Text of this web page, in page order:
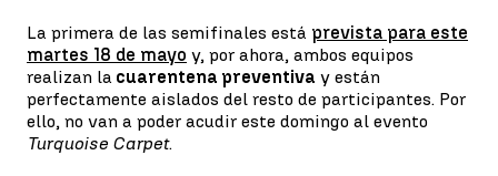
La primera de las semifinales está prevista para este
martes 18 de mayo y, por ahora, ambos equipos
realizan la cuarentena preventiva y están
perfectamente aislados del resto de participantes. Por
ello, no van a poder acudir este domingo al evento
Turquoise Carpet.